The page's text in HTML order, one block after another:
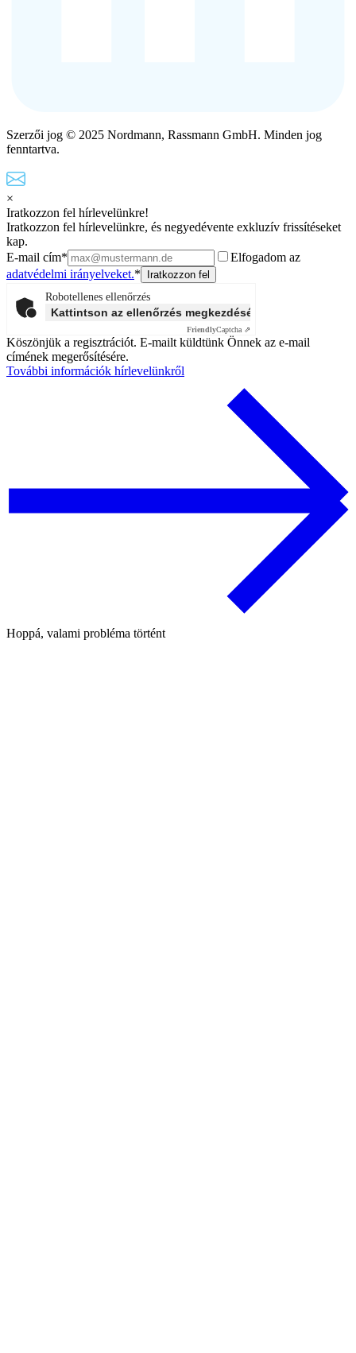
Szerzői jog © 2025 Nordmann, Rassmann GmbH. Minden jog
fenntartva.
×
Iratkozzon fel hírlevelünkre!
Iratkozzon fel hírlevelünkre, és negyedévente exkluzív frissítéseket
kap.
E-mail cím*
Elfogadom az
adatvédelmi irányelveket.*
Robotellenes ellenőrzés
Kattintson az ellenőrzés megkezdéséhez
FriendlyCaptcha ⇗
Köszönjük a regisztrációt. E-mailt küldtünk Önnek az e-mail
címének megerősítésére.
További információk hírlevelünkről
Hoppá, valami probléma történt